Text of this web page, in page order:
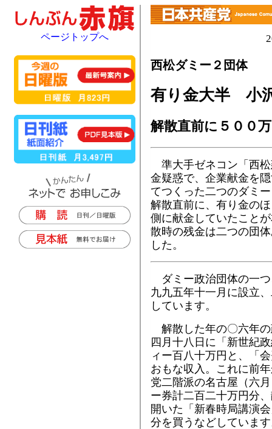
西松ダミー２団体
有り金大半 小
解散直前に５００
準大手ゼネコン「西
金疑惑で、企業献金を
てつくった二つのダミ
解散直前に、有り金の
側に献金していたこと
散時の残金は二つの団
した。
ダミー政治団体の一
九九五年十一月に設立
しています。
解散した年の〇六年
四月十八日に「新世紀
ィー百八十万円と、「
おもな収入。これに前
党二階派の名古屋（六
ー券計二百二十万円分
開いた「新春時局講演
分を買うなどしていま
ページトップへ